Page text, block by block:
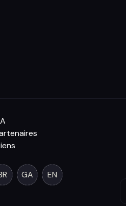
GA EN